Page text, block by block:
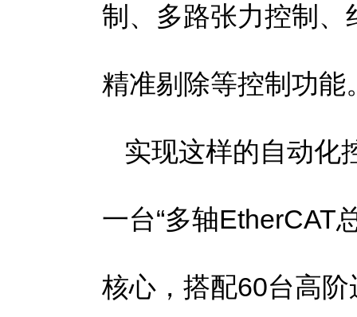
制、多路张力控制
精准剔除等控制功能
实现这样的自动化
一台“多轴EtherCAT
核心，搭配60台高